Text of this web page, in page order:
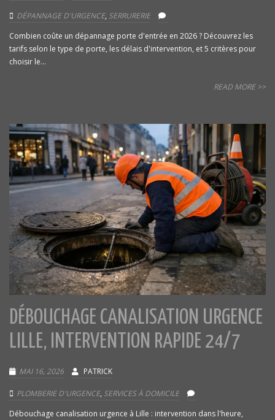
DÉPANNAGE D'URGENCE, SERRURERIE
Combien coûte un dépannage porte d'entrée en 2026 ? Découvrez les
tarifs selon le type de porte, les délais d'intervention, et 5 critères pour
choisir le...
READ MORE >>
DÉBOUCHAGE CANALISATION URGENCE
LILLE, INTERVENTION RAPIDE 24/7
MAI 16, 2026 PATRICK
PLOMBERIE D'URGENCE, SERVICES À DOMICILE
Débouchage canalisation urgence à Lille : intervention dans l'heure,